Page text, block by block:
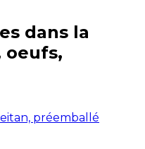
dans la
oeufs,
préemballé